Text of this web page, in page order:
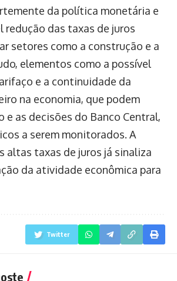
da política monetária e
redução das taxas de juros
setores como a construção e a
elementos como a possível
e a continuidade da
na economia, que podem
e as decisões do Banco Central,
a serem monitorados. A
altas taxas de juros já sinaliza
da atividade econômica para
Twitter